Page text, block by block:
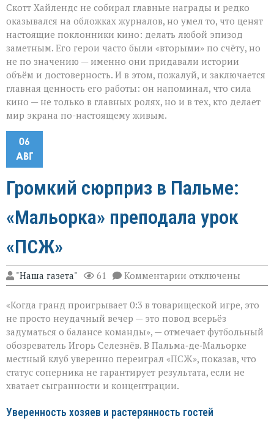
Скотт Хайлендс не собирал главные награды и редко
оказывался на обложках журналов, но умел то, что ценят
настоящие поклонники кино: делать любой эпизод
заметным. Его герои часто были «вторыми» по счёту, но
не по значению — именно они придавали истории
объём и достоверность. И в этом, пожалуй, и заключается
главная ценность его работы: он напоминал, что сила
кино — не только в главных ролях, но и в тех, кто делает
мир экрана по-настоящему живым.
06
АВГ
Громкий сюрприз в Пальме:
«Мальорка» преподала урок
«ПСЖ»
"Наша газета" 61 Комментарии к
записи
сюрприз
в
Пальме:
«Мальорка»
преподала
урок
«ПСЖ»
отключены
«Когда гранд проигрывает 0:3 в товарищеской игре, это
не просто неудачный вечер — это повод всерьёз
задуматься о балансе команды», — отмечает футбольный
обозреватель Игорь Селезнёв. В Пальма‑де‑Мальорке
местный клуб уверенно переиграл «ПСЖ», показав, что
статус соперника не гарантирует результата, если не
хватает сыгранности и концентрации.
Уверенность хозяев и растерянность гостей